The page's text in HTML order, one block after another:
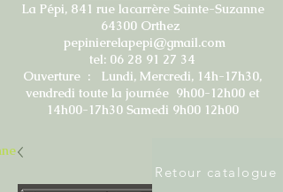
La Pépi, 841 rue lacarrère Sainte-Suzanne
64300 Orthez
pepinierelapepi@gmail.com
tel: 06 28 91 27 34
Ouverture : Lundi, Mercredi, 14h-17h30,
vendredi toute la journée 9h00-12h00 et
14h00-17h30 Samedi 9h00 12h00
Retour catalogue